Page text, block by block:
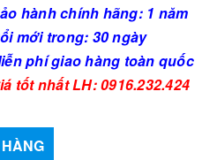
hành chính hãng: 1 năm
mới trong: 30 ngày
phí giao hàng toàn quốc
tốt nhất LH: 0916.232.424